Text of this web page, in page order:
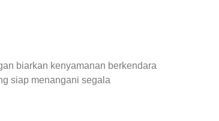
biarkan kenyamanan berkendara
siap menangani segala